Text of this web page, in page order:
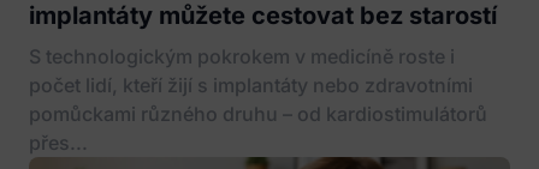
implantáty můžete cestovat bez starostí
S technologickým pokrokem v medicíně roste i
počet lidí, kteří žijí s implantáty nebo zdravotními
pomůckami různého druhu – od kardiostimulátorů
přes...